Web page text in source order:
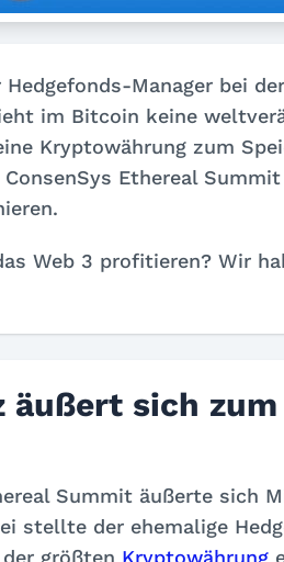
Hedgefonds-Manager bei
im Bitcoin keine
Kryptowährung zum
Ethereal
Web 3 profitieren? Wir
äußert sich
Summit äußerte sich
stellte der ehemalige
größten Kryptowährung